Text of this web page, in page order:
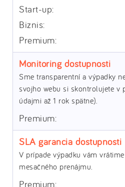
Monitoring dostupnosti
Sme transparentní a výpadky
svojho webu si skontrolujete v
údajmi až 1 rok spätne).
SLA garancia dostupnosti
V prípade výpadku vám
mesačného prenájmu.